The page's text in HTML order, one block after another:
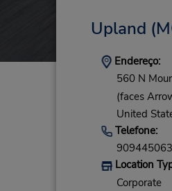
Upland
Endereço:
560 N
(faces
United
Telefone:
Location
Corporate